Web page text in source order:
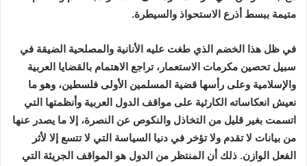
متيمة ببسط أذرع الاستحواذ والسيطرة.
في ظل هذا الخضم الذي طغت عليه الأنانية والمصلحية الضيقة في
سبيل تحصين مكرمات الاستعمار، تراجع الاهتمام بالقضايا العربية
والإسلامية وعلى رأسها قضية المسلمين الأولى فلسطين، وهو ما
نعيش انعكاساته الكارثية على مواقف الدول العربية وأنظمتها التي
اتسمت بغير قليل من التخاذل والنكوص عن النصرة، إلا ما يصدر عنها
من بيانات لا تقدم ولا تؤخر في دنيا السياسة التي لا تتسع إلا لأثر
الفعل الوازن. ذلك أن المنتظر من الدول هو المواقف الجريئة التي